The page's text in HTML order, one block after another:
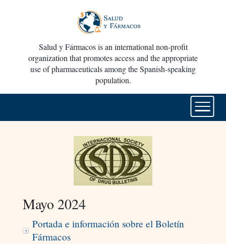
Salud y Fármacos is an international non-profit
organization that promotes access and the appropriate
use of pharmaceuticals among the Spanish-speaking
population.
Mayo 2024
Portada e información sobre el Boletín
Fármacos